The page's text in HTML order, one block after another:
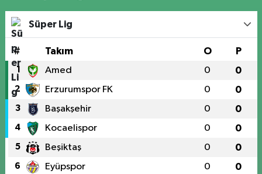
Süper Lig
# Takım O P
1 Amed 0 0
2 Erzurumspor FK 0 0
3 Başakşehir 0 0
4 Kocaelispor 0 0
5 Beşiktaş 0 0
6 Eyüpspor 0 0